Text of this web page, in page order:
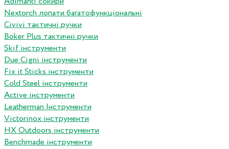
Nextorch лопати багатофункціональні
Сivivi тактичні ручки
Boker Plus тактичні ручки
Skif інструменти
Due Cigni інструменти
Fix it Sticks інструменти
Сold Steel інструменти
Active інструменти
Leatherman Інструменти
Victorinox інструменти
HX Outdoors інструменти
Benchmade інструменти